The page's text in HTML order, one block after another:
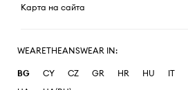
Карта на сайта
WEARETHEANSWEAR IN:
BG CY CZ GR HR HU IT